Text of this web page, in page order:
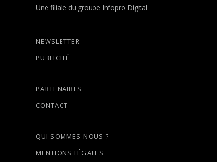
Une filiale du groupe Infopro Digital
NEWSLETTER
PUBLICITÉ
PARTENAIRES
CONTACT
QUI SOMMES-NOUS ?
MENTIONS LÉGALES